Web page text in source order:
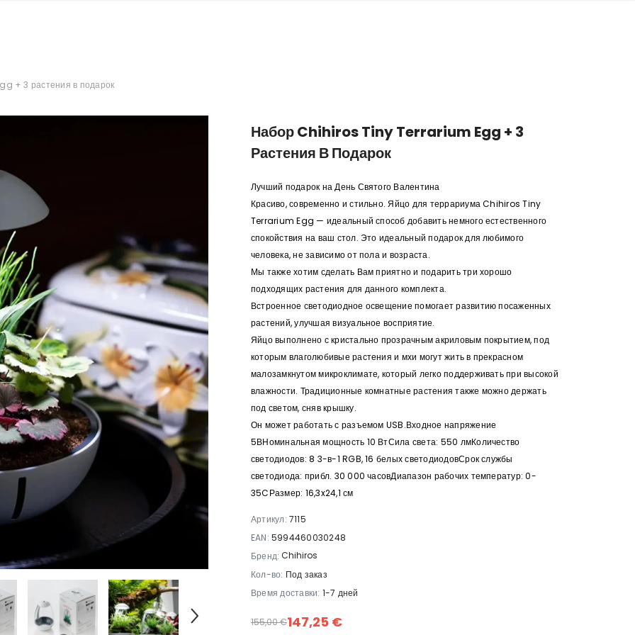
+ 3 растения в подарок
Набор Chihiros Tiny Terrarium Egg + 3
Растения В Подарок
Лучший подарок на День Святого Валентина
Красиво, современно и стильно. Яйцо для террариума Chihiros Tiny
Terrarium Egg — идеальный способ добавить немного естественного
спокойствия на ваш стол. Это идеальный подарок для любимого
человека, не зависимо от пола и возраста.
Мы также хотим сделать Вам приятно и подарить три хорошо
подходящих растения для данного комплекта.
Встроенное светодиодное освещение помогает развитию посаженных
растений, улучшая визуальное восприятие.
Яйцо выполнено с кристально прозрачным акриловым покрытием, под
которым влаголюбивые растения и мхи могут жить в прекрасном
малозамкнутом микроклимате, который легко поддерживать при высокой
влажности. Традиционные комнатные растения также можно держать
под светом, сняв крышку.
Он может работать с разъемом USB.Входное напряжение
5ВНоминальная мощность 10 ВтСила света: 550 лмКоличество
светодиодов: 8 3-в-1 RGB, 16 белых светодиодовСрок службы
светодиода: прибл. 30 000 часовДиапазон рабочих температур: 0-
35CРазмер: 16,3x24,1 см
Артикул: 7115
EAN: 5994460030248
Бренд: Chihiros
Кол-во: Под заказ
Время доставки: 1-7 дней
147,25 €
155,00 €
€